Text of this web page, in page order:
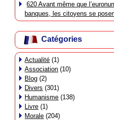
620 Avant même que
banques, les citoyens se
Catégories
Actualité (1)
Association (10)
Blog (2)
Divers (301)
Humanisme (138)
Livre (1)
Morale (204)